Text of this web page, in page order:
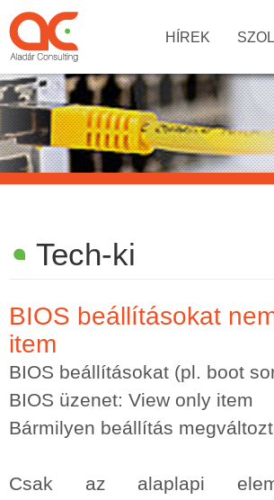
HÍREK
Tech-ki
BIOS beállításokat
item
BIOS beállításokat (pl. boot
BIOS üzenet: View only item
Bármilyen beállítás
Csak az alaplapi